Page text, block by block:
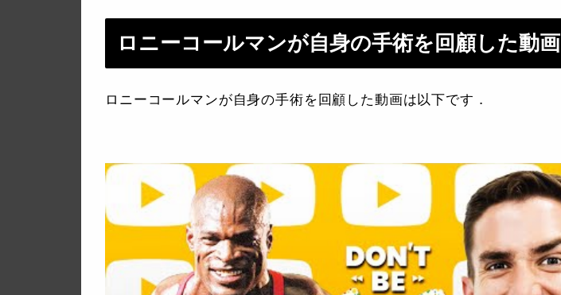
ロニーコールマンが自身の手術を回顧した動画
ロニーコールマンが自身の手術を回顧した動画は以下です．